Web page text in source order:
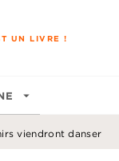
UN LIVRE !
arrow_drop_down
viendront danser